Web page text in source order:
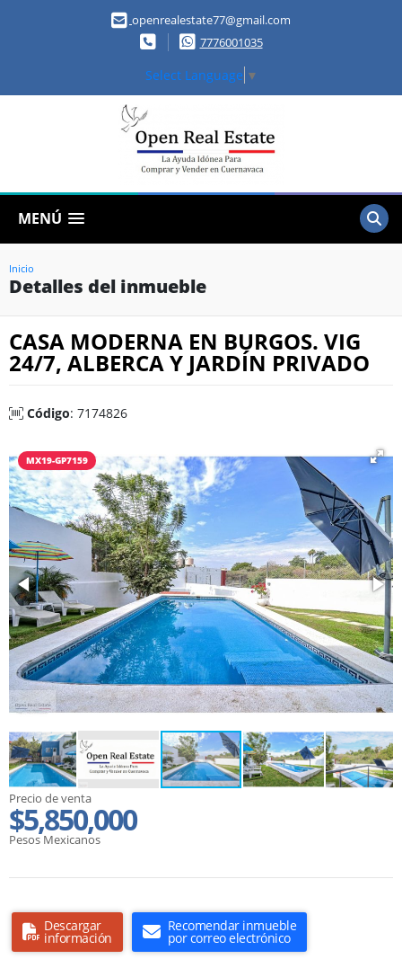
openrealestate77@gmail.com
7776001035
Select Language ▼
MENÚ
Inicio
Detalles del inmueble
CASA MODERNA EN BURGOS. VIG
24/7, ALBERCA Y JARDÍN PRIVADO
Código: 7174826
MX19-GP7159
Precio de venta
$5,850,000
Pesos Mexicanos
Descargar
información
Recomendar inmueble
por correo electrónico